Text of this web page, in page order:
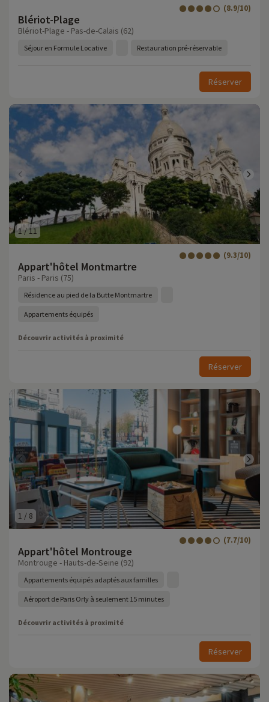
Blériot-Plage
(8.9/10)
Blériot-Plage - Pas-de-Calais (62)
Séjour en Formule Locative Restauration pré-réservable
Réserver
1/11
Appart'hôtel Montmartre
(9.3/10)
Paris - Paris (75)
Résidence au pied de la Butte Montmartre
Appartements équipés
Découvrir activités à proximité
Réserver
1 / 8
Appart'hôtel Montrouge
(7.7/10)
Montrouge - Hauts-de-Seine (92)
Appartements équipés adaptés aux familles
Aéroport de Paris Orly à seulement 15 minutes
Découvrir activités à proximité
Réserver